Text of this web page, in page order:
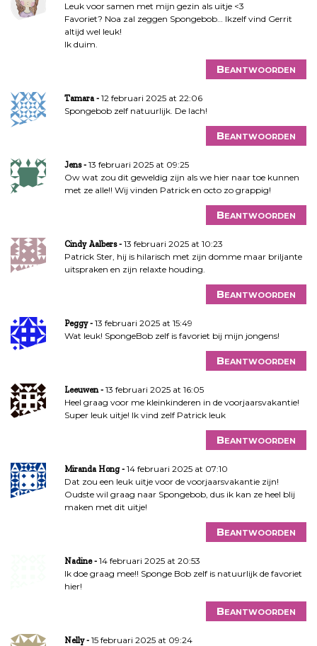
Leuk voor samen met mijn gezin als uitje <3
Favoriet? Noa zal zeggen Spongebob… Ikzelf vind Gerrit
altijd wel leuk!
Ik duim.
Beantwoorden
Tamara
12 februari 2025 at 22:06
Spongebob zelf natuurlijk. De lach!
Beantwoorden
Jens
13 februari 2025 at 09:25
Ow wat zou dit geweldig zijn als we hier naar toe kunnen
met ze alle!! Wij vinden Patrick en octo zo grappig!
Beantwoorden
Cindy Aalbers
13 februari 2025 at 10:23
Patrick Ster, hij is hilarisch met zijn domme maar briljante
uitspraken en zijn relaxte houding.
Beantwoorden
Peggy
13 februari 2025 at 15:49
Wat leuk! SpongeBob zelf is favoriet bij mijn jongens!
Beantwoorden
Leeuwen
13 februari 2025 at 16:05
Heel graag voor me kleinkinderen in de voorjaarsvakantie!
Super leuk uitje! Ik vind zelf Patrick leuk
Beantwoorden
Miranda Hong
14 februari 2025 at 07:10
Dat zou een leuk uitje voor de voorjaarsvakantie zijn!
Oudste wil graag naar Spongebob, dus ik kan ze heel blij
maken met dit uitje!
Beantwoorden
Nadine
14 februari 2025 at 20:53
Ik doe graag mee!! Sponge Bob zelf is natuurlijk de favoriet
hier!
Beantwoorden
Nelly 15 februari 2025 at 09:24